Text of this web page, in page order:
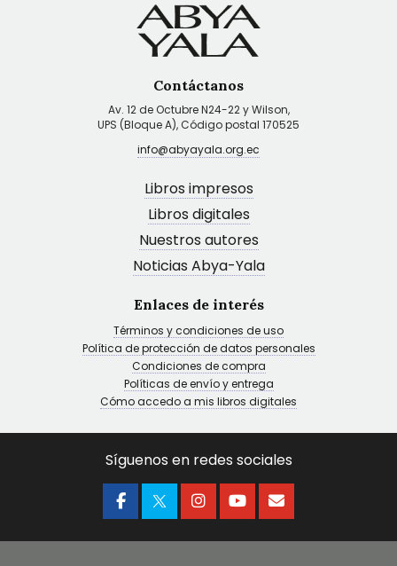
Contáctanos
Av. 12 de Octubre N24-22 y Wilson,
UPS (Bloque A), Código postal 170525
info@abyayala.org.ec
Libros impresos
Libros digitales
Nuestros autores
Noticias Abya-Yala
Enlaces de interés
Términos y condiciones de uso
Política de protección de datos personales
Condiciones de compra
Políticas de envío y entrega
Cómo accedo a mis libros digitales
Síguenos en redes sociales